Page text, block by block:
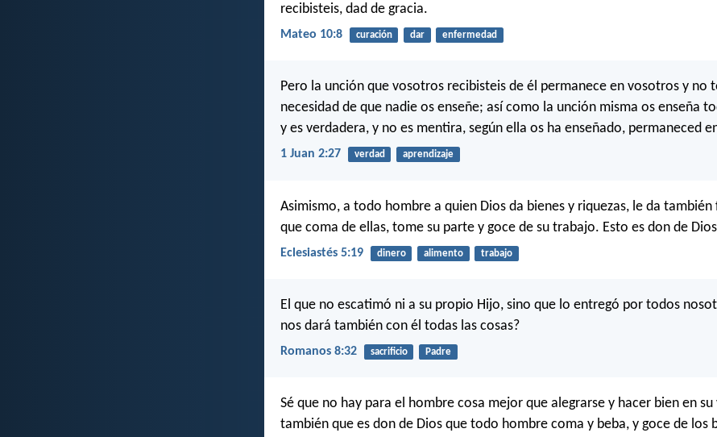
recibisteis, dad de gracia.
Mateo 10:8 curación dar enfermedad
Pero la unción que vosotros recibisteis de él permanece en vosotros y no
necesidad de que nadie os enseñe; así como la unción misma os enseña
y es verdadera, y no es mentira, según ella os ha enseñado, permaneced
1 Juan 2:27 verdad aprendizaje
Asimismo, a todo hombre a quien Dios da bienes y riquezas, le da
que coma de ellas, tome su parte y goce de su trabajo. Esto es don de
Eclesiastés 5:19 dinero alimento trabajo
El que no escatimó ni a su propio Hijo, sino que lo entregó por todos
nos dará también con él todas las cosas?
Romanos 8:32 sacrificio Padre
Sé que no hay para el hombre cosa mejor que alegrarse y hacer bien en su
también que es don de Dios que todo hombre coma y beba, y goce de los